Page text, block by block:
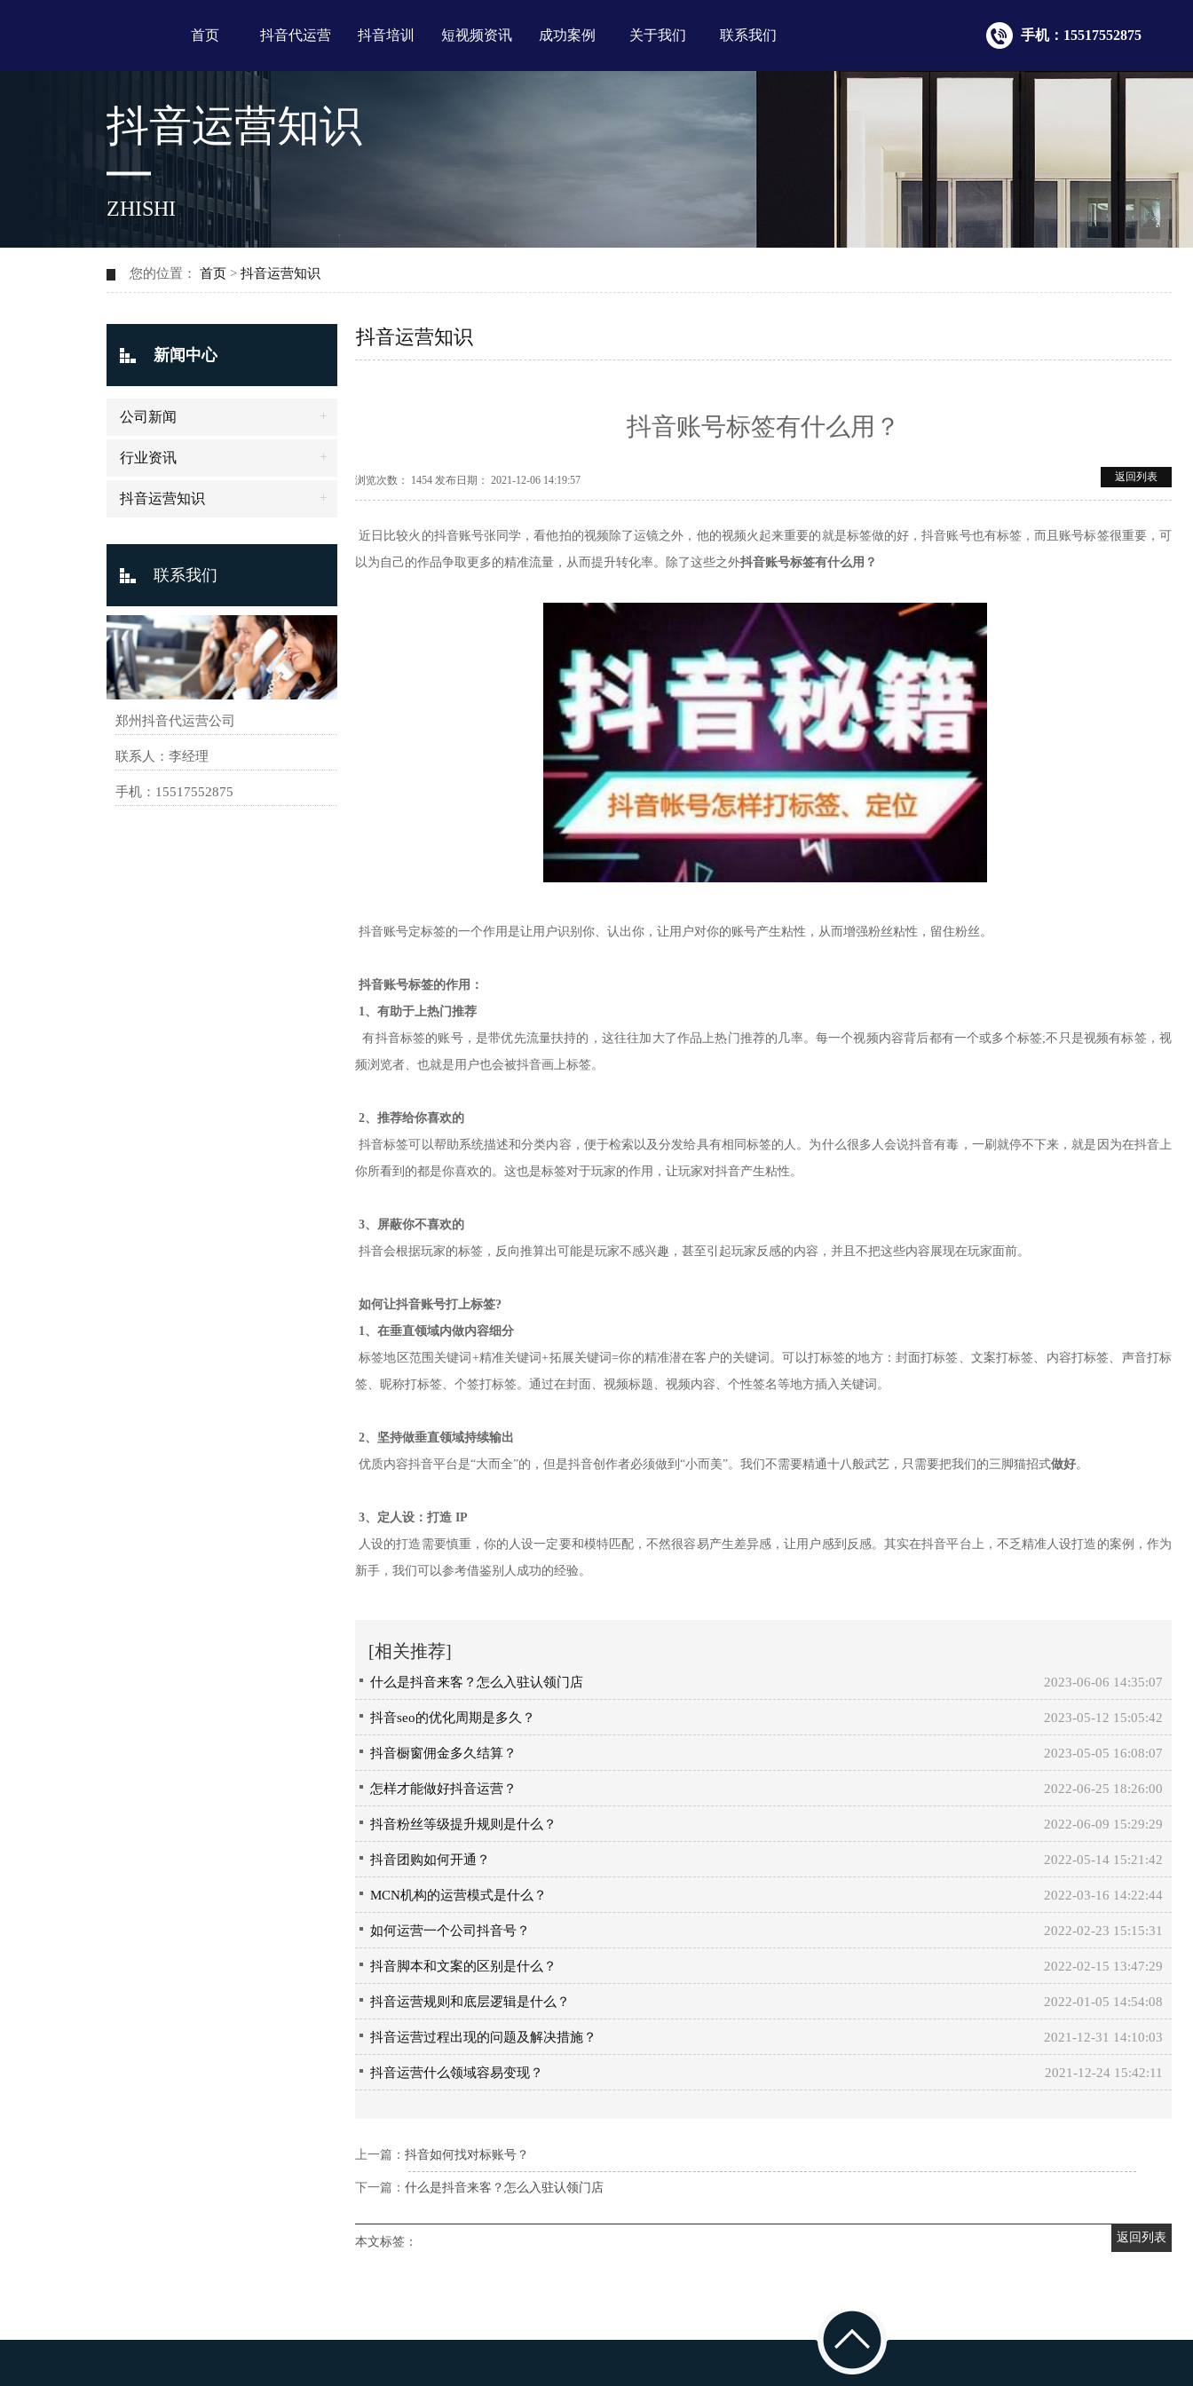
首页 抖音代运营 抖音培训 短视频资讯 成功案例 关于我们 联系我们 手机：15517552875
抖音运营知识
ZHISHI
您的位置： 首页 > 抖音运营知识
新闻中心
公司新闻 +
行业资讯 +
抖音运营知识 +
联系我们
郑州抖音代运营公司
联系人：李经理
手机：15517552875
抖音运营知识
抖音账号标签有什么用？
浏览次数： 1454 发布日期： 2021-12-06 14:19:57 返回列表
近日比较火的抖音账号张同学，看他拍的视频除了运镜之外，他的视频火起来重要的就是标签做的好，抖音账号也有标签，而且账号标签很重要，可
以为自己的作品争取更多的精准流量，从而提升转化率。除了这些之外抖音账号标签有什么用？
抖音账号定标签的一个作用是让用户识别你、认出你，让用户对你的账号产生粘性，从而增强粉丝粘性，留住粉丝。
抖音账号标签的作用：
1、有助于上热门推荐
有抖音标签的账号，是带优先流量扶持的，这往往加大了作品上热门推荐的几率。每一个视频内容背后都有一个或多个标签;不只是视频有标签，视
频浏览者、也就是用户也会被抖音画上标签。
2、推荐给你喜欢的
抖音标签可以帮助系统描述和分类内容，便于检索以及分发给具有相同标签的人。为什么很多人会说抖音有毒，一刷就停不下来，就是因为在抖音上
你所看到的都是你喜欢的。这也是标签对于玩家的作用，让玩家对抖音产生粘性。
3、屏蔽你不喜欢的
抖音会根据玩家的标签，反向推算出可能是玩家不感兴趣，甚至引起玩家反感的内容，并且不把这些内容展现在玩家面前。
如何让抖音账号打上标签?
1、在垂直领域内做内容细分
标签地区范围关键词+精准关键词+拓展关键词=你的精准潜在客户的关键词。可以打标签的地方：封面打标签、文案打标签、内容打标签、声音打标
签、昵称打标签、个签打标签。通过在封面、视频标题、视频内容、个性签名等地方插入关键词。
2、坚持做垂直领域持续输出
优质内容抖音平台是“大而全”的，但是抖音创作者必须做到“小而美”。我们不需要精通十八般武艺，只需要把我们的三脚猫招式做好。
3、定人设：打造 IP
人设的打造需要慎重，你的人设一定要和模特匹配，不然很容易产生差异感，让用户感到反感。其实在抖音平台上，不乏精准人设打造的案例，作为
新手，我们可以参考借鉴别人 成功的经验。
[相关推荐]
什么是抖音来客？怎么入驻认领门店 2023-06-06 14:35:07
抖音seo的优化周期是多久？ 2023-05-12 15:05:42
抖音橱窗佣金多久结算？ 2023-05-05 16:08:07
怎样才能做好抖音运营​？ 2022-06-25 18:26:00
抖音粉丝等级提升规则是什么？ 2022-06-09 15:29:29
抖音团购如何开通？ 2022-05-14 15:21:42
MCN机构的运营模式是什么？ 2022-03-16 14:22:44
如何运营一个公司抖音号？ 2022-02-23 15:15:31
抖音脚本和文案的区别是什么？ 2022-02-15 13:47:29
抖音运营规则和底层逻辑是什么？ 2022-01-05 14:54:08
抖音运营过程出现的问题及解决措施？ 2021-12-31 14:10:03
抖音运营什么领域容易变现？ 2021-12-24 15:42:11
上一篇： 抖音如何找对标账号？
下一篇： 什么是抖音来客？怎么入驻认领门店
返回列表
本文标签：